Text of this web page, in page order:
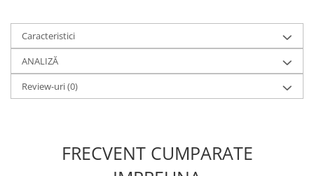
Caracteristici
ANALIZĂ
Review-uri(0)
FRECVENT CUMPARATE